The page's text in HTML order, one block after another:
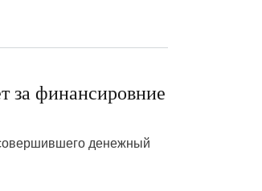
за финансировние
денежный